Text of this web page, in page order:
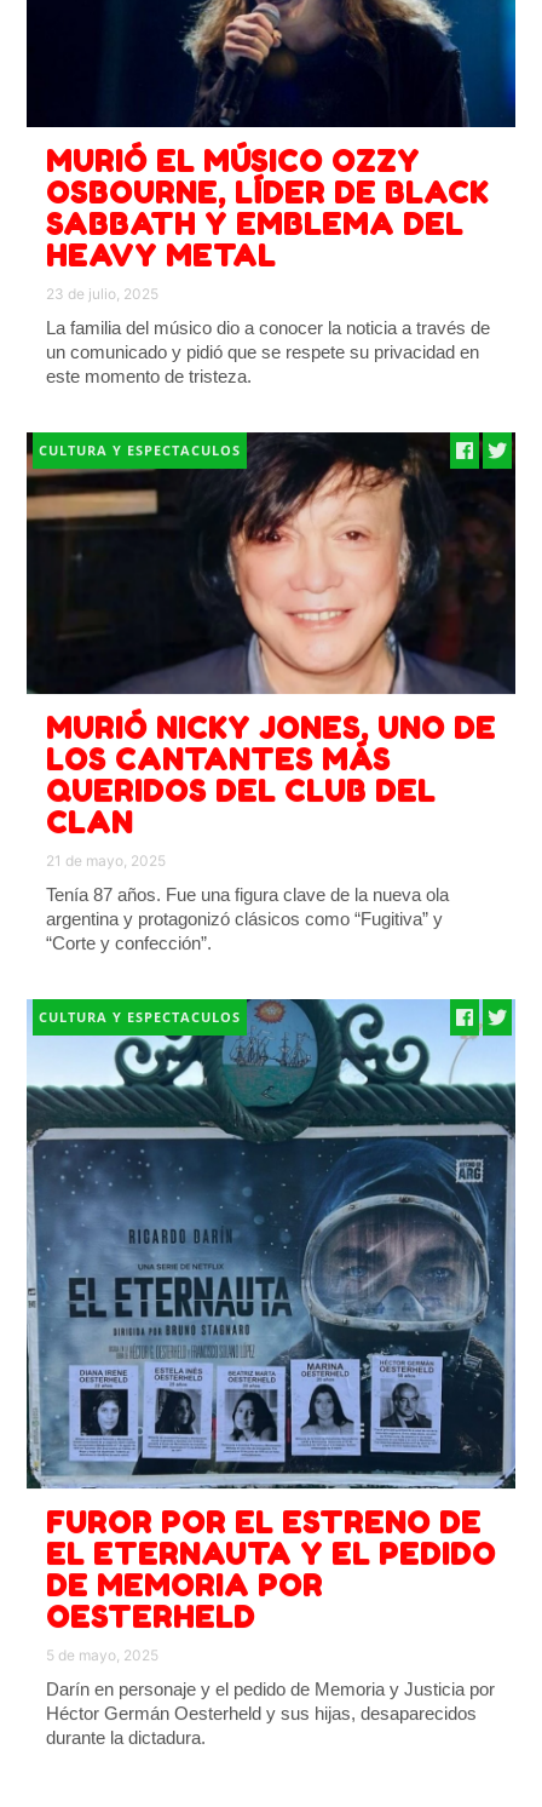
MURIÓ EL MÚSICO OZZY
OSBOURNE, LÍDER DE BLACK
SABBATH Y EMBLEMA DEL
HEAVY METAL
23 de julio, 2025
La familia del músico dio a conocer la noticia a través de
un comunicado y pidió que se respete su privacidad en
este momento de tristeza.
CULTURA Y ESPECTACULOS
MURIÓ NICKY JONES, UNO DE
LOS CANTANTES MÁS
QUERIDOS DEL CLUB DEL
CLAN
21 de mayo, 2025
Tenía 87 años. Fue una figura clave de la nueva ola
argentina y protagonizó clásicos como “Fugitiva” y
“Corte y confección”.
CULTURA Y ESPECTACULOS
FUROR POR EL ESTRENO DE
EL ETERNAUTA Y EL PEDIDO
DE MEMORIA POR
OESTERHELD
5 de mayo, 2025
Darín en personaje y el pedido de Memoria y Justicia por
Héctor Germán Oesterheld y sus hijas, desaparecidos
durante la dictadura.